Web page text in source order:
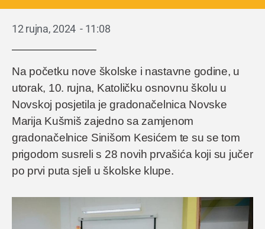
12 rujna, 2024 - 11:08
Na početku nove školske i nastavne godine, u
utorak, 10. rujna, Katoličku osnovnu školu u
Novskoj posjetila je gradonačelnica Novske
Marija Kušmiš zajedno sa zamjenom
gradonačelnice Sinišom Kesićem te su se tom
prigodom susreli s 28 novih prvašića koji su jučer
po prvi puta sjeli u školske klupe.